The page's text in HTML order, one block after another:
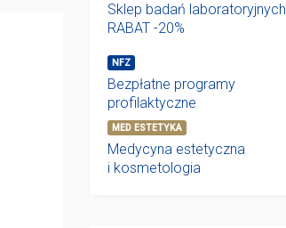
Sklep badań laboratoryjnych
RABAT -20%
NFZ
Bezpłatne programy
profilaktyczne
MED ESTETYKA
Medycyna estetyczna
i kosmetologia